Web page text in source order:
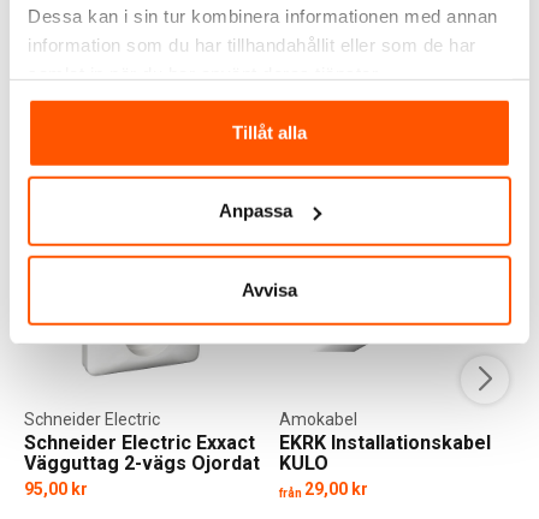
Dessa kan i sin tur kombinera informationen med annan
information som du har tillhandahållit eller som de har
Tillåt alla
Anpassa
Avvisa
Schneider Electric Exxact
Vägguttag 2-vägs Ojordat
Schneider Electric
95,00 kr
EKRK Installationskabel
KULO
Amokabel
från 29,00 kr